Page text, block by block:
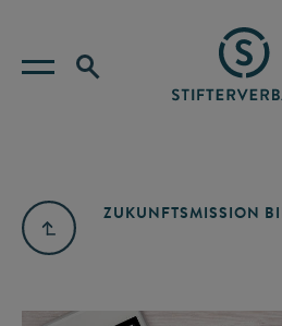
ZUKUNFTSMISSION